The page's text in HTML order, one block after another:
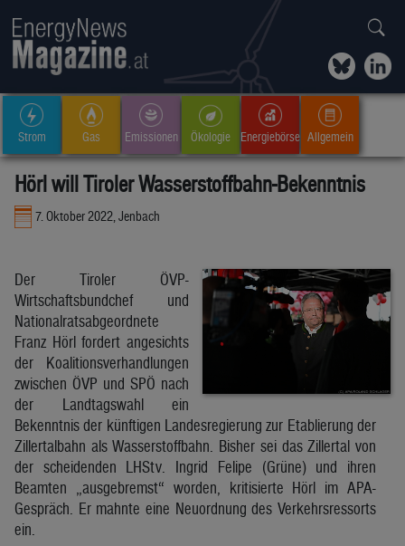
Strom Gas Emissionen Ökologie Energiebörse Allgemein
Hörl will Tiroler Wasserstoffbahn-Bekenntnis
7. Oktober 2022, Jenbach
Der Tiroler ÖVP-
Wirtschaftsbundchef und
Nationalratsabgeordnete
Franz Hörl fordert angesichts
der Koalitionsverhandlungen
zwischen ÖVP und SPÖ nach
der Landtagswahl ein
Bekenntnis der künftigen Landesregierung zur Etablierung der
Zillertalbahn als Wasserstoffbahn. Bisher sei das Zillertal von
der scheidenden LHStv. Ingrid Felipe (Grüne) und ihren
Beamten „ausgebremst“ worden, kritisierte Hörl im APA-
Gespräch. Er mahnte eine Neuordnung des Verkehrsressorts
ein.